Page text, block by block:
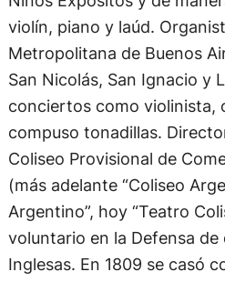
violín, piano y laúd.
Metropolitana de Buenos
San Nicolás, San Ignacio y
conciertos como violinista,
compuso tonadillas.
Coliseo Provisional de
(más adelante “Coliseo
Argentino”, hoy “Teatro
voluntario en la Defensa
Inglesas. En 1809 se casó